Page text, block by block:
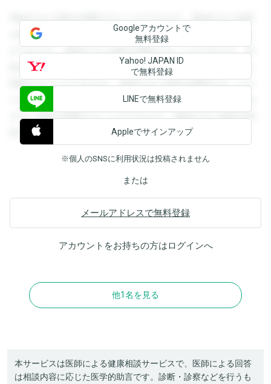
登録すると回答を閲覧することができます。登録すると回答
を閲覧することができます。登録すると回答を閲覧すること
ができます。登録すると回答を閲覧することができます。登
録すると回答を閲覧することができます。登録すると回答を
閲覧することができます。登録すると回答を閲覧することが
できます。登録すると回答を閲覧することができます。登録
すると回答を閲覧することができます。登録すると回答を閲
覧することができます。
Googleアカウントで
無料登録
Yahoo! JAPAN ID
で無料登録
LINEで無料登録
Appleでサインアップ
※個人のSNSに利用状況は投稿されません
または
メールアドレスで無料登録
アカウントをお持ちの方はログインへ
他1名を見る
本サービスは医師による健康相談サービスで、医師による回答
は相談内容に応じた医学的助言です。診断・診察などを行うも